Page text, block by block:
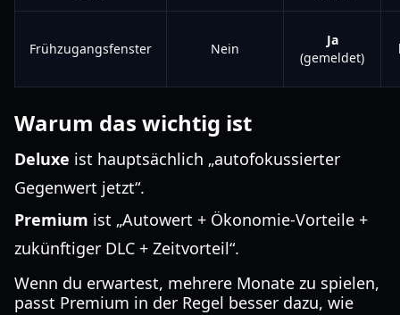
Frühzugangsfenster Nein
Ja
(gemeldet)
Warum das wichtig ist
Deluxe ist hauptsächlich „autofokussierter
Gegenwert jetzt“.
Premium ist „Autowert + Ökonomie-Vorteile +
zukünftiger DLC + Zeitvorteil“.
Wenn du erwartest, mehrere Monate zu spielen,
passt Premium in der Regel besser dazu, wie